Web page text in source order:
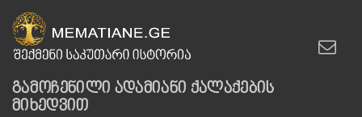
გამოჩენილი ადამიანი ქალაქების
მიხედვით